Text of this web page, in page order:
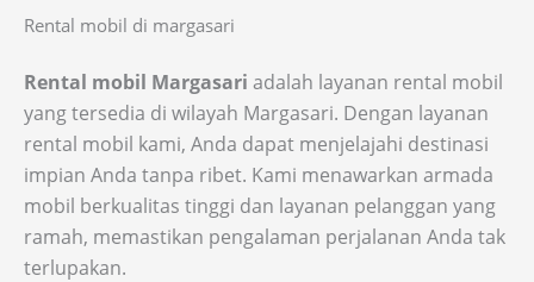
Rental mobil di margasari
Rental mobil Margasari adalah layanan rental mobil
yang tersedia di wilayah Margasari. Dengan layanan
rental mobil kami, Anda dapat menjelajahi destinasi
impian Anda tanpa ribet. Kami menawarkan armada
mobil berkualitas tinggi dan layanan pelanggan yang
ramah, memastikan pengalaman perjalanan Anda tak
terlupakan.